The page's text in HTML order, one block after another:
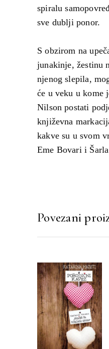
spiralu
sve dublji ponor.
S obzirom na
junakinje, žestinu
njenog slepila,
će u veku u kome
Nilson postati
književna
kakve su u svom
Eme Bovari i
Povezani